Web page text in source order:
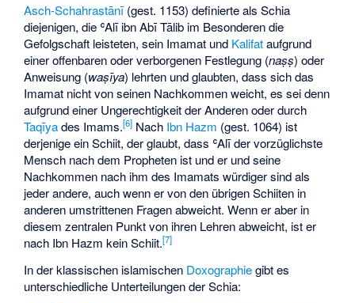
Asch-Schahrastānī(gest. 1153) definierte als Schia
diejenigen, die ʿAlī ibn Abī Tālib im Besonderen die
Gefolgschaft leisteten, sein Imamat und Kalifataufgrund
einer offenbaren oder verborgenen Festlegung (naṣṣ) oder
Anweisung (waṣīya) lehrten und glaubten, dass sich das
Imamat nicht von seinen Nachkommen weicht, es sei denn
aufgrund einer Ungerechtigkeit der Anderen oder durch
Taqīyades Imams.[6] Nach Ibn Hazm (gest. 1064) ist
derjenige ein Schiit, der glaubt, dass ʿAlī der vorzüglichste
Mensch nach dem Propheten ist und er und seine
Nachkommen nach ihm des Imamats würdiger sind als
jeder andere, auch wenn er von den übrigen Schiiten in
anderen umstrittenen Fragen abweicht. Wenn er aber in
diesem zentralen Punkt von ihren Lehren abweicht, ist er
nach Ibn Hazm kein Schiit.[7]
In der klassischen islamischen Doxographiegibt es
unterschiedliche Unterteilungen der Schia: